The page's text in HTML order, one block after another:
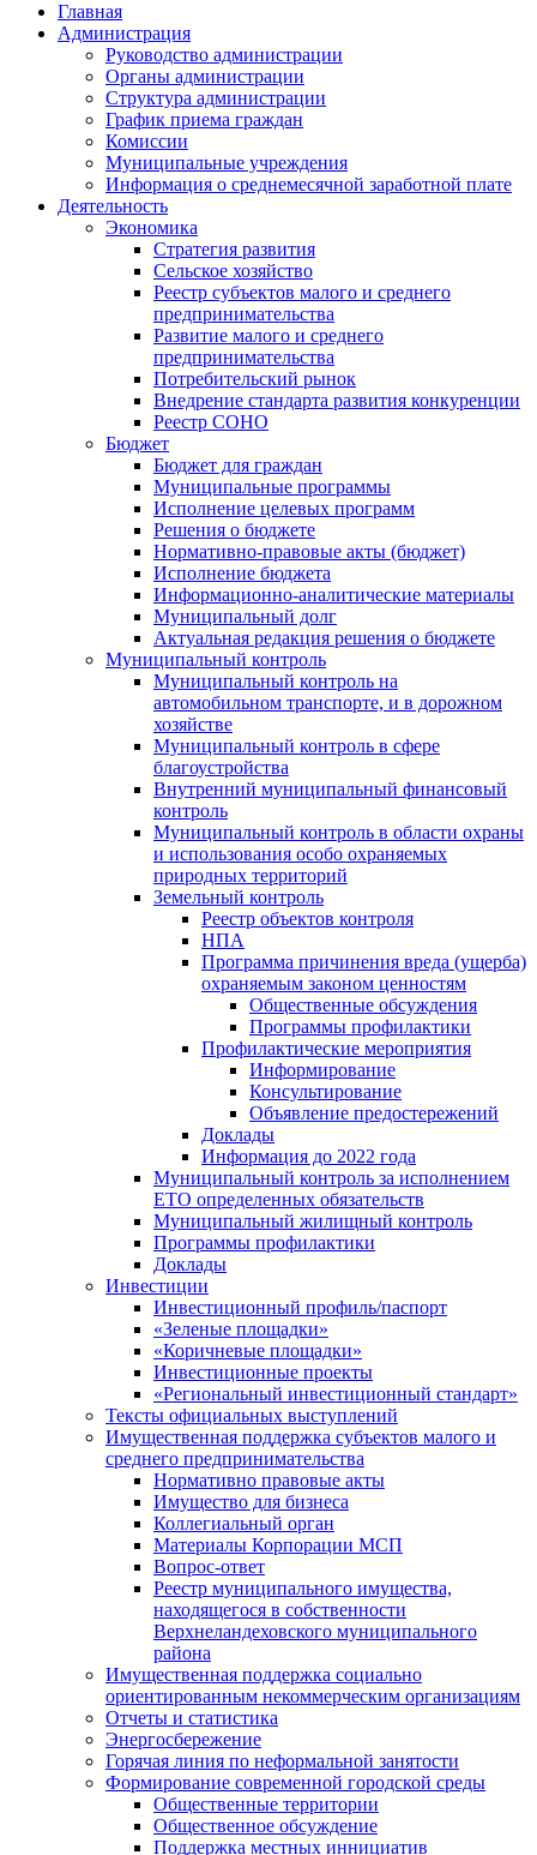
Главная
Администрация
Руководство администрации
Органы администрации
Структура администрации
График приема граждан
Комиссии
Муниципальные учреждения
Информация о среднемесячной заработной плате
Деятельность
Экономика
Стратегия развития
Сельское хозяйство
Реестр субъектов малого и среднего
предпринимательства
Развитие малого и среднего
предпринимательства
Потребительский рынок
Внедрение стандарта развития конкуренции
Реестр СОНО
Бюджет
Бюджет для граждан
Муниципальные программы
Исполнение целевых программ
Решения о бюджете
Нормативно-правовые акты (бюджет)
Исполнение бюджета
Информационно-аналитические материалы
Муниципальный долг
Актуальная редакция решения о бюджете
Муниципальный контроль
Муниципальный контроль на
автомобильном транспорте, и в дорожном
хозяйстве
Муниципальный контроль в сфере
благоустройства
Внутренний муниципальный финансовый
контроль
Муниципальный контроль в области охраны
и использования особо охраняемых
природных территорий
Земельный контроль
Реестр объектов контроля
НПА
Программа причинения вреда (ущерба)
охраняемым законом ценностям
Общественные обсуждения
Программы профилактики
Профилактические мероприятия
Информирование
Консультирование
Объявление предостережений
Доклады
Информация до 2022 года
Муниципальный контроль за исполнением
ЕТО определенных обязательств
Муниципальный жилищный контроль
Программы профилактики
Доклады
Инвестиции
Инвестиционный профиль/паспорт
«Зеленые площадки»
«Коричневые площадки»
Инвестиционные проекты
«Региональный инвестиционный стандарт»
Тексты официальных выступлений
Имущественная поддержка субъектов малого и
среднего предпринимательства
Нормативно правовые акты
Имущество для бизнеса
Коллегиальный орган
Материалы Корпорации МСП
Вопрос-ответ
Реестр муниципального имущества,
находящегося в собственности
Верхнеландеховского муниципального
района
Имущественная поддержка социально
ориентированным некоммерческим организациям
Отчеты и статистика
Энергосбережение
Горячая линия по неформальной занятости
Формирование современной городской среды
Общественные территории
Общественное обсуждение
Поддержка местных иннициатив